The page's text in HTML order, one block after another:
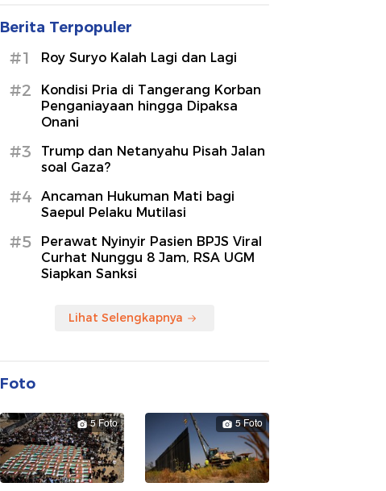
Berita Terpopuler
#1 Roy Suryo Kalah Lagi dan Lagi
#2
Kondisi Pria di Tangerang Korban
Penganiayaan hingga Dipaksa
Onani
#3
Trump dan Netanyahu Pisah Jalan
soal Gaza?
#4
Ancaman Hukuman Mati bagi
Saepul Pelaku Mutilasi
#5
Perawat Nyinyir Pasien BPJS Viral
Curhat Nunggu 8 Jam, RSA UGM
Siapkan Sanksi
Lihat Selengkapnya
Foto
5 Foto 5 Foto